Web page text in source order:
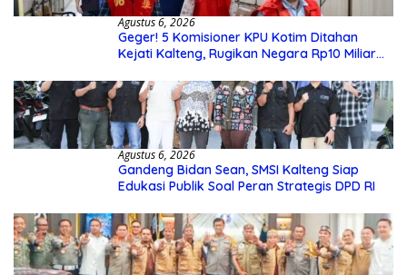
Agustus 6, 2026
Geger! 5 Komisioner KPU Kotim Ditahan
Kejati Kalteng, Rugikan Negara Rp10 Miliar
Agustus 6, 2026
Gandeng Bidan Sean, SMSI Kalteng Siap
Edukasi Publik Soal Peran Strategis DPD RI